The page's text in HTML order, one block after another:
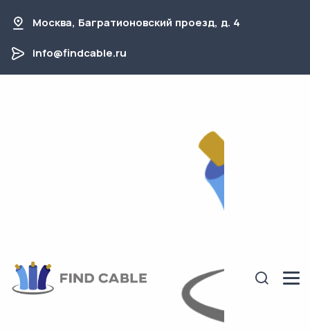
Москва, Багратионовский проезд, д. 4
info@findcable.ru